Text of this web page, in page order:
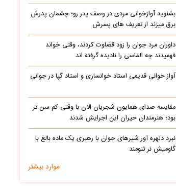
بشنوید آوازخوانی مردی در وصف پدر رو؛ چشمان پدرش
برق میزند از تعریف های پسرش
داوران مرد جوان را زود قضاوت کردند، وقتی خواند
فهمیدند چه الماسی را نادیده گرفته اند
آواز خوانی قدیمی استاد خوانساری و استاد گپا در جوانی
مقایسه صدای همایون شجریان الان با وقتی کم سن تر
بود؛ هنرمندان حیران این اجرایش شدند
نبرد دلهره آور شیرهای جوان با رهبری یک ماده بالغ با
گاومیش نر تنومند
موارد بیشتر